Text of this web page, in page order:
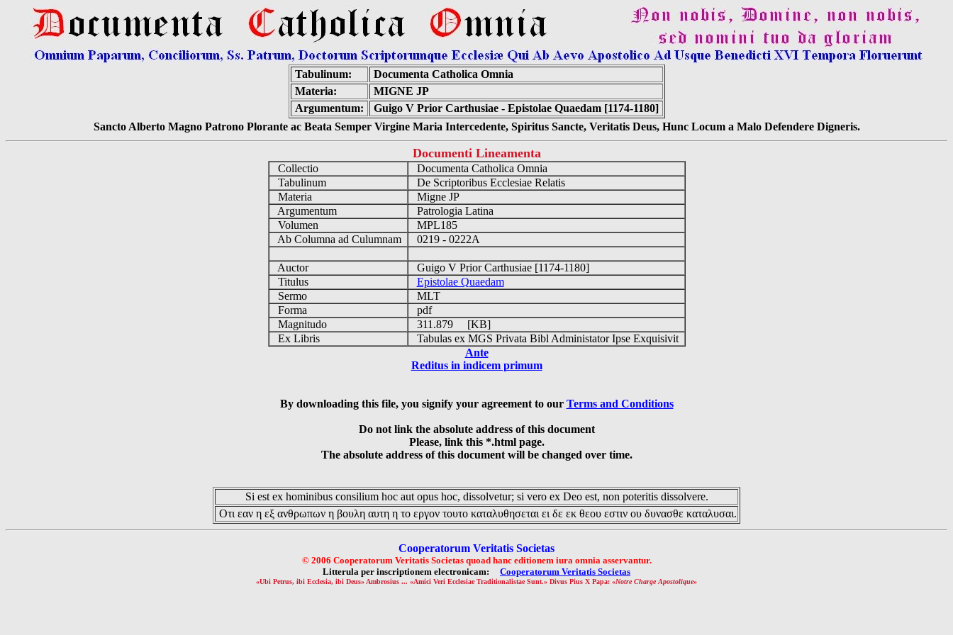
Tabulinum:
Documenta Catholica Omnia
Materia:
MIGNE JP
Argumentum:
Guigo V Prior Carthusiae - Epistolae Quaedam [1174-1180]
Sancto Alberto Magno Patrono Plorante ac Beata Semper Virgine Maria Intercedente, Spiritus Sancte, Veritatis Deus, Hunc Locum a Malo Defendere Digneris.
Documenti Lineamenta
Collectio
Documenta Catholica Omnia
Tabulinum
De Scriptoribus Ecclesiae Relatis
Materia
Migne JP
Argumentum
Patrologia Latina
Volumen
MPL185
Ab Columna ad Culumnam
0219 - 0222A
Auctor
Guigo V Prior Carthusiae [1174-1180]
Titulus
Epistolae Quaedam
Sermo
MLT
Forma
pdf
Magnitudo
311.879 [KB]
Ex Libris
Tabulas ex MGS Privata Bibl Administator Ipse Exquisivit
Ante
Reditus in indicem primum
By downloading this file, you signify your agreement to our Terms and Conditions
Do not link the absolute address of this document
Please, link this *.html page.
The absolute address of this document will be changed over time.
Si est ex hominibus consilium hoc aut opus hoc, dissolvetur; si vero ex Deo est, non poteritis dissolvere.
Οτι εαν η εξ ανθρωπων η βουλη αυτη η το εργον τουτο καταλυθησεται ει δε εκ θεου εστιν ου δυνασθε καταλυσαι.
Cooperatorum Veritatis Societas
© 2006 Cooperatorum Veritatis Societas quoad hanc editionem iura omnia asservantur.
Litterula per inscriptionem electronicam: Cooperatorum Veritatis Societas
«Ubi Petrus, ibi Ecclesia, ibi Deus» Ambrosius ... «Amici Veri Ecclesiae Traditionalistae Sunt.» Divus Pius X Papa: «Notre Charge Apostolique»